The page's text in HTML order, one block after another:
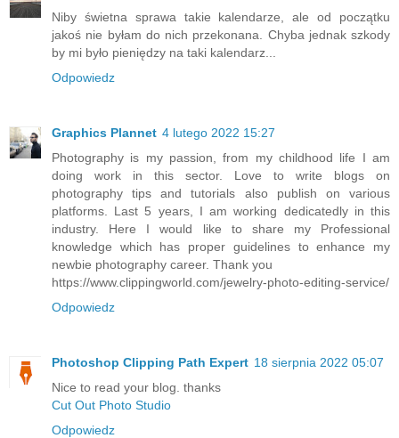
Niby świetna sprawa takie kalendarze, ale od początku
jakoś nie byłam do nich przekonana. Chyba jednak szkody
by mi było pieniędzy na taki kalendarz...
Odpowiedz
Graphics Plannet 4 lutego 2022 15:27
Photography is my passion, from my childhood life I am
doing work in this sector. Love to write blogs on
photography tips and tutorials also publish on various
platforms. Last 5 years, I am working dedicatedly in this
industry. Here I would like to share my Professional
knowledge which has proper guidelines to enhance my
newbie photography career. Thank you
https://www.clippingworld.com/jewelry-photo-editing-service/
Odpowiedz
Photoshop Clipping Path Expert 18 sierpnia 2022 05:07
Nice to read your blog. thanks
Cut Out Photo Studio
Odpowiedz